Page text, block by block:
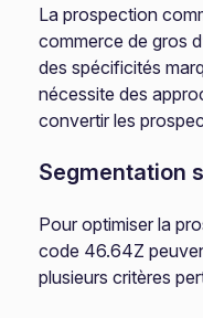
La prospection
commerce de gros
des spécificités
nécessite des
convertir les
Segmentation
Pour optimiser la
code 46.64Z
plusieurs critères